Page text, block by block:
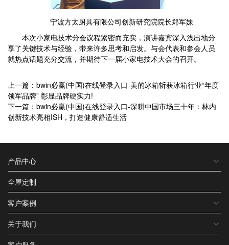
宁波方太厨具有限公司创新研究院院长郑军妹
本次小家电技术分会议程紧密而充实，演讲嘉宾深入浅出地分
享了关键技术与经验，带来许多思考和启发。与会代表和参会人员
就热点话题充分交流，并期待下一届小家电技术大会的召开。
上一篇：bwin必赢(中国)在线登录入口-美的冰箱斩获冰箱行业“年度
领军品牌” 彰显品牌硬实力!
下一篇：bwin必赢(中国)在线登录入口-深耕中国市场三十年：林内
创新技术亮相ISH，打造健康舒适生活
产品中心
全屋定制
客户案例
关于我们